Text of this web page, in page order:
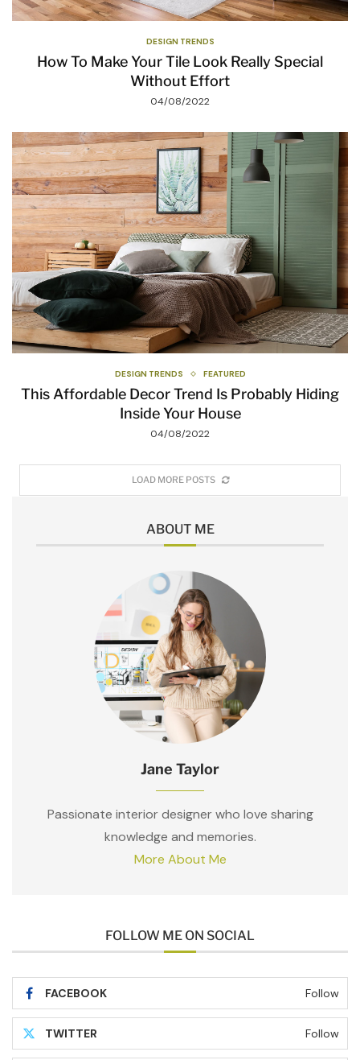
DESIGN TRENDS
How To Make Your Tile Look Really Special
Without Effort
04/08/2022
DESIGN TRENDS FEATURED
This Affordable Decor Trend Is Probably Hiding
Inside Your House
04/08/2022
LOAD MORE POSTS
ABOUT ME
Jane Taylor
Passionate interior designer who love sharing
knowledge and memories.
More About Me
FOLLOW ME ON SOCIAL
FACEBOOK Follow
TWITTER Follow